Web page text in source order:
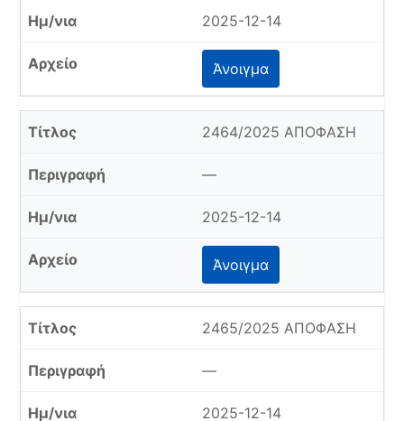
2025-12-14
Άνοιγμα
2464/2025 ΑΠΟΦΑΣΗ
—
2025-12-14
Άνοιγμα
2465/2025 ΑΠΟΦΑΣΗ
—
2025-12-14